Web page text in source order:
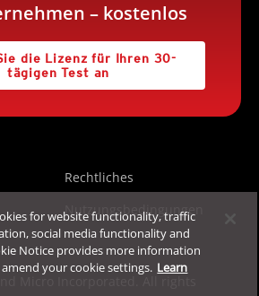
– kostenlos
die Lizenz für Ihren 30-
tägigen Test an
Rechtliches
Nutzungsbedingungen
Micro Incorporated. All rights
for website functionality, traffic
social media functionality and
Notice provides more information
your cookie settings. Learn